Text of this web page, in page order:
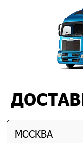
МОСКВА